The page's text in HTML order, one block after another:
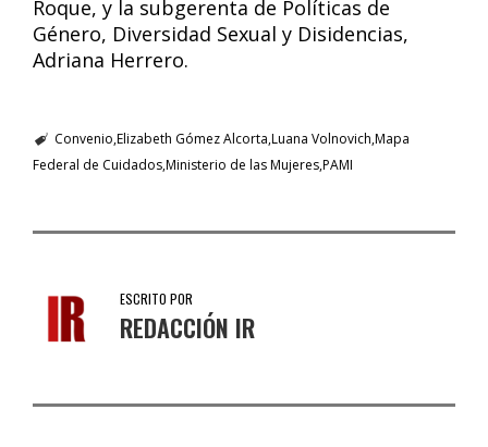
Roque, y la subgerenta de Políticas de
Género, Diversidad Sexual y Disidencias,
Adriana Herrero.
Convenio Elizabeth Gómez Alcorta Luana Volnovich Mapa
Federal de CuidadosMinisterio de las MujeresPAMI
ESCRITO POR
REDACCIÓN IR